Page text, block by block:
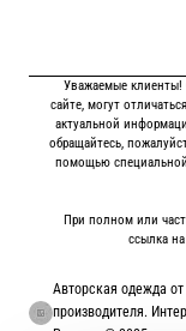
Уважаемые клиенты!
сайте, могут
актуальной
обращайтесь,
помощью
При полном или
ссылка на
Авторская одежда
производителя.